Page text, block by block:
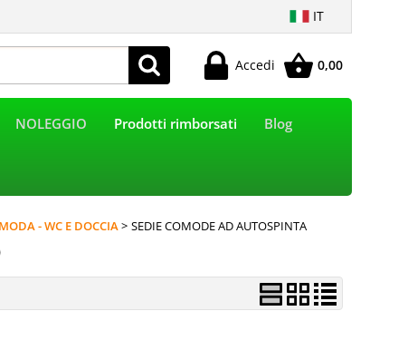
IT
Accedi
E-mail:
0,00
NOLEGGIO Prodotti rimborsati Blog
- WC E DOCCIA SEDIE COMODE AD AUTOSPINTA